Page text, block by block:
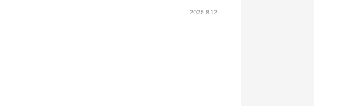
2025.8.12